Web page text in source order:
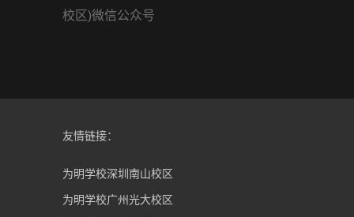
校区)微信公众号
友情链接：
为明学校深圳南山校区
为明学校广州光大校区